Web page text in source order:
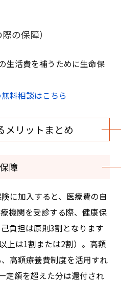
の保障）
生活費を補うために生命保
料相談はこちら
メリットまとめ
障
に加入すると、医療費の自
機関を受診する際、健康保
負担は原則3割となります
上は1割または2割）。高額
高額療養費制度を活用すれ
定額を超えた分は還付され